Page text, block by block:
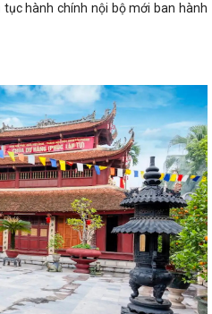
tục hành chính nội bộ mới ban hành
mục thủ tục hành chính được sửa
ngày 23/6/2026 của HĐND thành
nhận quyền sử dụng đất đã cấp
củaBan Thường vụ Thành ủy về
đấu tăng trưởng GRDP trên 14%